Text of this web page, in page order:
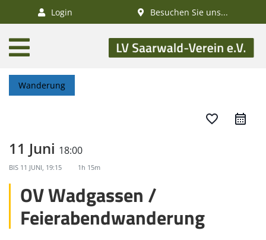
Login Besuchen Sie uns...
AKTUELLES
Aktivitätenkalender
Veranstaltungen
GESUNDHEIT
Gesundheitswandern
Wanderabzeichen
NATUR
Wanderung
favorite_border
11 Juni 18:00
BIS 11 JUNI, 19:15 1h 15m
OV Wadgassen /
Feierabendwanderung